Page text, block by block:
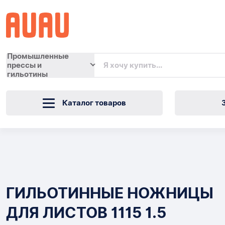
Промышленные
прессы и
гильотины
Каталог товаров
ЛИСТОВ
1115
ГИЛЬОТИННЫЕ НОЖНИЦЫ
ДЛЯ ЛИСТОВ 1115 1.5